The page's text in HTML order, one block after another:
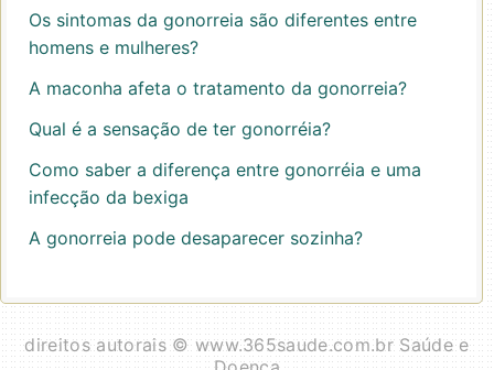
Os sintomas da gonorreia são diferentes entre
homens e mulheres?
A maconha afeta o tratamento da gonorreia?
Qual é a sensação de ter gonorréia?
Como saber a diferença entre gonorréia e uma
infecção da bexiga
A gonorreia pode desaparecer sozinha?
direitos autorais © www.365saude.com.br Saúde e